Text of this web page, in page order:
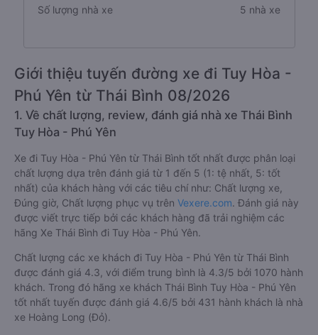
Số lượng nhà xe 5 nhà xe
Giới thiệu tuyến đường xe đi Tuy Hòa -
Phú Yên từ Thái Bình 08/2026
1. Về chất lượng, review, đánh giá nhà xe Thái Bình
Tuy Hòa - Phú Yên
Xe đi Tuy Hòa - Phú Yên từ Thái Bình tốt nhất được phân loại
chất lượng dựa trên đánh giá từ 1 đến 5 (1: tệ nhất, 5: tốt
nhất) của khách hàng với các tiêu chí như: Chất lượng xe,
Đúng giờ, Chất lượng phục vụ trên Vexere.com. Đánh giá này
được viết trực tiếp bởi các khách hàng đã trải nghiệm các
hãng Xe Thái Bình đi Tuy Hòa - Phú Yên.
Chất lượng các xe khách đi Tuy Hòa - Phú Yên từ Thái Bình
được đánh giá 4.3, với điểm trung bình là 4.3/5 bởi 1070 hành
khách. Trong đó hãng xe khách Thái Bình Tuy Hòa - Phú Yên
tốt nhất tuyến được đánh giá 4.6/5 bởi 431 hành khách là nhà
xe Hoàng Long (Đỏ).